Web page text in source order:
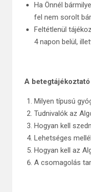
Ha Önnél
fel nem sorolt
Feltétlenül
4 napon belül,
A betegtájékoztató
Milyen típusú
Tudnivalók az
Hogyan kell
Lehetséges
Hogyan kell az
A csomagolás